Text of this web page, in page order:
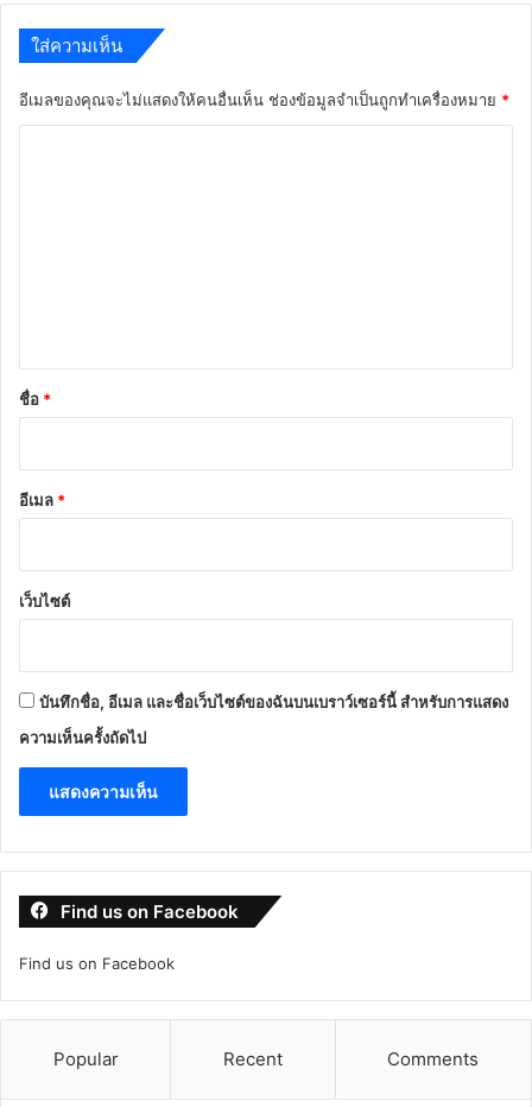
ใส่ความเห็น
อีเมลของคุณจะไม่แสดงให้คนอื่นเห็น ช่องข้อมูลจำเป็นถูกทำเครื่องหมาย *
*
ชื่อ *
อีเมล *
เว็บไซต์
บันทึกชื่อ, อีเมล และชื่อเว็บไซต์ของฉันบนเบราว์เซอร์นี้ สำหรับการแสดง
ความเห็นครั้งถัดไป
Find us on Facebook
Find us on Facebook
Popular Recent Comments